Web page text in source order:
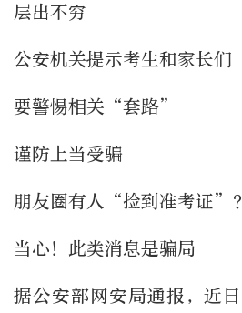
层出不穷
公安机关提示考生和家长们
要警惕相关“套路”
谨防上当受骗
朋友圈有人“捡到准考证”？
当心！此类消息是骗局
据公安部网安局通报，近